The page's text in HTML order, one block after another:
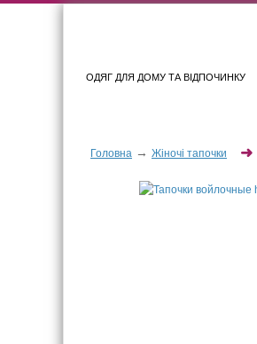
ОДЯГ ДЛЯ ДОМУ ТА ВІДПОЧИНКУ
Головна → Жіночі тапочки ➜